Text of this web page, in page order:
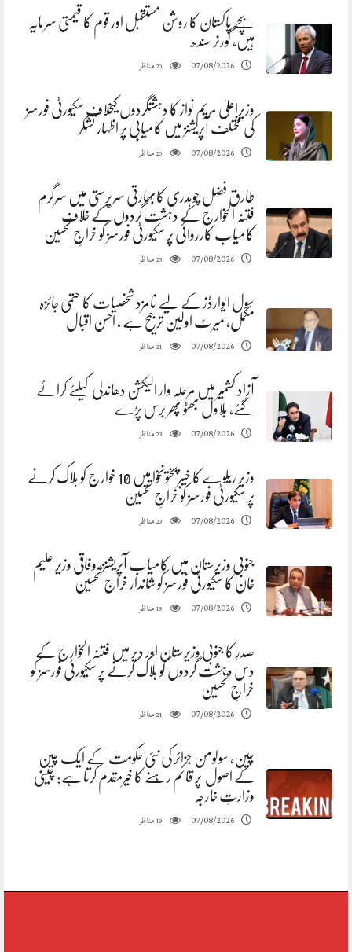
بچے پاکستان کا روشن مستقبل اور قوم کا قیمتی سرمایہ
ہیں، گورنر سندھ
07/08/2026
20مناظر
وزیراعلیٰ مریم نواز کا دہشتگردوں کیخلاف سکیورٹی فورسز
کی مختلف آپریشنز میں کامیابی پر اظہار تشکر
07/08/2026
20مناظر
طارق فضل چوہدری کابھارتی سرپرستی میں سرگرم
فتنہ الخوارج کے دہشت گردوں کے خلاف
کامیاب کارروائی پر سکیورٹی فورسز کو خراجِ تحسین
07/08/2026
23مناظر
سول ایوارڈز کے لیے نامزد شخصیات کا حتمی جائزہ
مکمل، میرٹ اولین ترجیح ہے ، احسن اقبال
07/08/2026
21مناظر
آزاد کشمیر میں مرحلہ وار الیکشن دھاندلی کیلئے کرائے
گئے، بلاول بھٹو پھر برس پڑے
07/08/2026
23مناظر
وزیر ریلوے کا خیبرپختونخوا میں 10 خوارج کو ہلاک کرنے
پر سکیورٹی فورسز کو خراجِ تحسین
07/08/2026
23مناظر
جنوبی وزیرستان میں کامیاب آپریشنز، وفاقی وزیر علیم
خان کا سکیورٹی فورسز کو شاندار خراج تحسین
07/08/2026
19مناظر
صدرِ کا جنوبی وزیرستان اور دیر میں فتنہ الخوارج کے
دس دہشت گردوں کو ہلاک کرنے پر سکیورٹی فورسز کو
خراجِ تحسین
07/08/2026
21مناظر
چین، سولومن جزائر کی نئی حکومت کے ایک چین
کے اصول پر قائم رہنے کا خیرمقدم کرتا ہے: چینی
وزارتِ خارجہ
07/08/2026
19مناظر